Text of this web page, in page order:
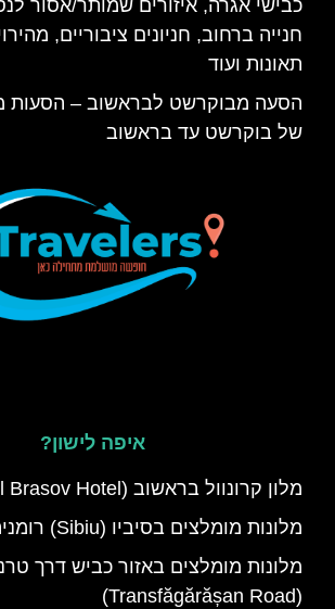
כבישי אגרה, איזורים שמותר/אסור
חנייה ברחוב, חניונים ציבוריים,
תאונות ועוד
הסעה מבוקרשט לבראשוב – הסעות
של בוקרשט עד בראשוב
איפה לישון?
מלון קרונוול בראשוב (Kronwell Brasov Hotel)
מלונות מומלצים בסיביו (Sibiu) רומניה
מלונות מומלצים באזור כביש דרך
(Transfăgărășan Road)